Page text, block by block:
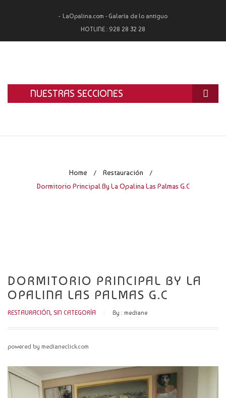
LaOpalina.com - Galería de lo antiguo
HOTLINE : 928 28 32 28
NUESTRAS SECCIONES
LA OPALINA
ALQUILER
CONTACTO
Home / Restauración /
Dormitorio Principal By La Opalina Las Palmas G.C
DORMITORIO PRINCIPAL BY LA
OPALINA LAS PALMAS G.C
RESTAURACIÓN, SIN CATEGORÍA By : mediane
powered by medianeclick.com